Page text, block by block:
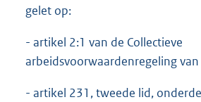
gelet op:
- artikel 2:1 van de Collectieve
arbeidsvoorwaardenregeling
- artikel 231, tweede lid,